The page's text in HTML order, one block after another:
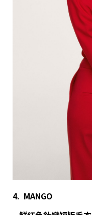
4. MANGO